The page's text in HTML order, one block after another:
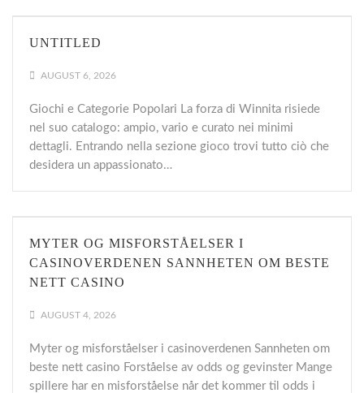
UNTITLED
AUGUST 6, 2026
Giochi e Categorie Popolari La forza di Winnita risiede
nel suo catalogo: ampio, vario e curato nei minimi
dettagli. Entrando nella sezione gioco trovi tutto ciò che
desidera un appassionato…
MYTER OG MISFORSTÅELSER I
CASINOVERDENEN SANNHETEN OM BESTE
NETT CASINO
AUGUST 4, 2026
Myter og misforståelser i casinoverdenen Sannheten om
beste nett casino Forståelse av odds og gevinster Mange
spillere har en misforståelse når det kommer til odds i